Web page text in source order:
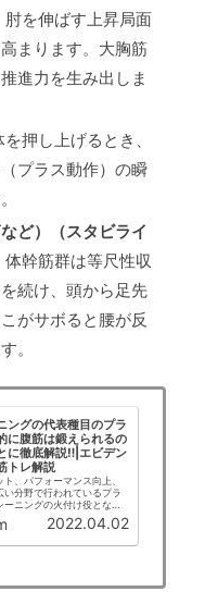
肘を伸ばす上昇局面
まります。大胸筋
進力を生み出しま
を押し上げるとき、
プラス動作）の瞬
ど）（スタビライ
幹筋群は等尺性収
続け、頭から足先
がサボると腰が反
。
ングの代表種目のプラ
に腹筋は鍛えられるの
に徹底解説‼|エビデン
トレ解説
、パフォーマンス向上、
い分野で行われているプラ
ニングの火付け役となっ
ーニング方法ですが、実際
度あるのでしょうか??論文
2022.04.02